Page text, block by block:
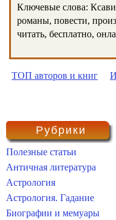
Ключевые слова:
романы, повести,
читать, бесплатно,
ТОП авторов и книг
Рубрики
Полезные статьи
Античная литература
Астрология
Астрология. Гадание
Биографии и мемуары